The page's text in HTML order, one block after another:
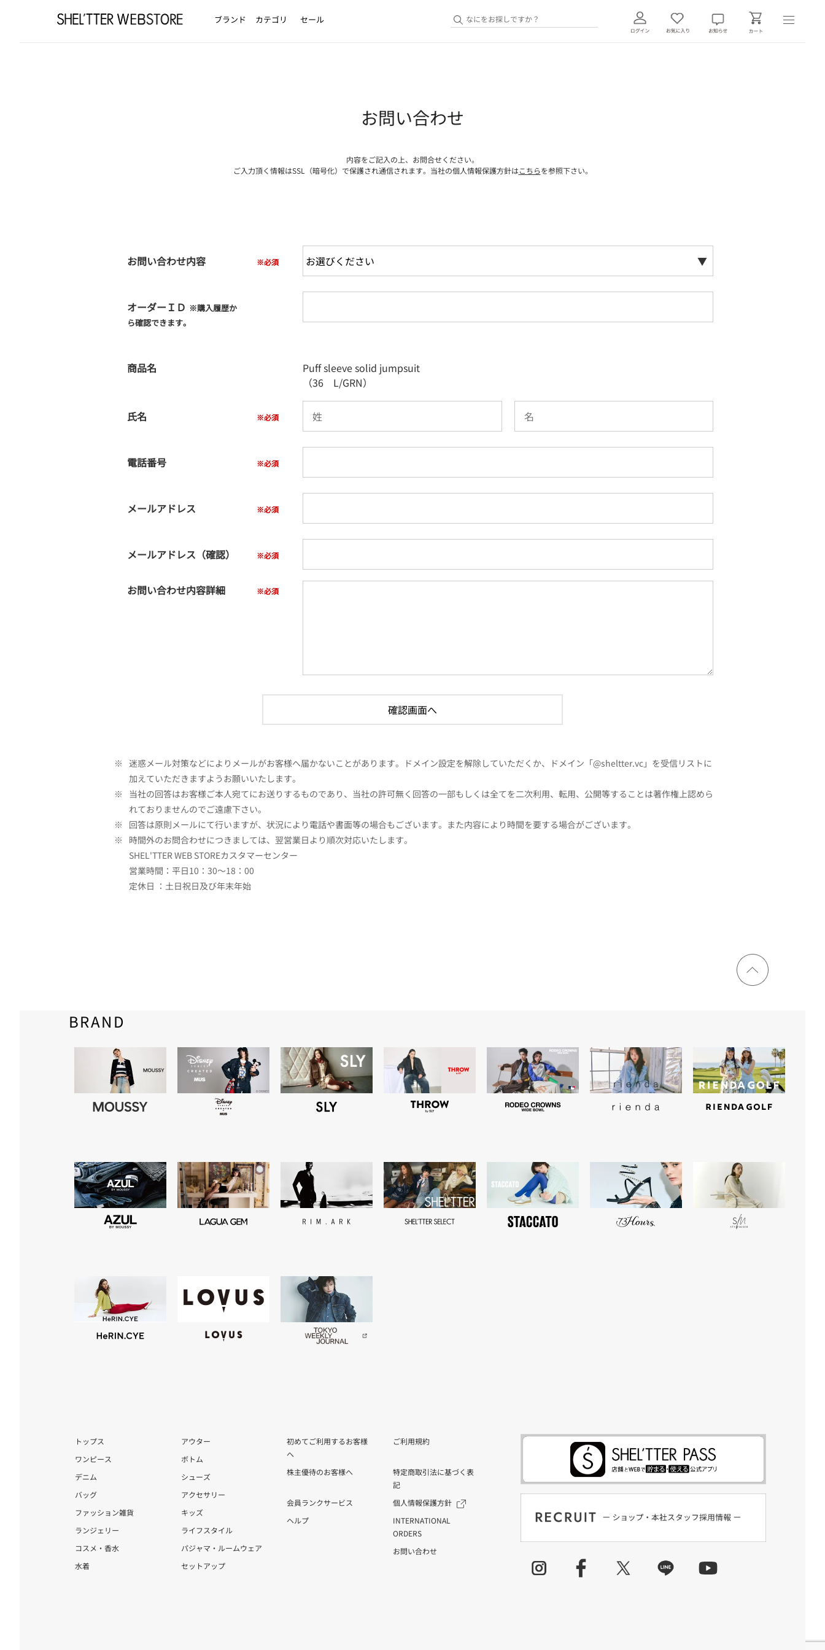
ブランド カテゴリ セール
お問い合わせ
内容をご記入の上、お問合せください。
ご入力頂く情報はSSL（暗号化）で保護され通信されます。当社の個人情報保護方針はこちらを参照下さい。
お問い合わせ内容
オーダーＩＤ ※購入履歴か
ら確認できます。
商品名
Puff sleeve solid jumpsuit
（36 L/GRN）
氏名
電話番号
メールアドレス
メールアドレス（確認）
お問い合わせ内容詳細
※ 迷惑メール対策などによりメールがお客様へ届かないことがあります。ドメイン設定を解除していただくか、ドメイン「@sheltter.vc」を受信リストに
加えていただきますようお願いいたします。
※
当社の回答はお客様ご本人宛てにお送りするものであり、当社の許可無く回答の一部もしくは全てを二次利用、転用、公開等することは著作権上認めら
れておりませんのでご遠慮下さい。
※
回答は原則メールにて行いますが、状況により電話や書面等の場合もございます。また内容により時間を要する場合がございます。
※
時間外のお問合わせにつきましては、翌営業日より順次対応いたします。
SHEL'TTER WEB STOREカスタマーセンター
営業時間：平日10：30～18：00
定休日 ：土日祝日及び年末年始
ページ
トップ
BRAND
トップス
アウター
ワンピース
ボトム
デニム
シューズ
バッグ
アクセサリー
ファッション雑貨
キッズ
ランジェリー
ライフスタイル
コスメ・香水
パジャマ・ルームウェア
水着
セットアップ
初めてご利用するお客様
へ
ご利用規約
株主優待のお客様へ
特定商取引法に基づく表
記
会員ランクサービス
個人情報保護方針
ヘルプ
INTERNATIONAL
ORDERS
お問い合わせ